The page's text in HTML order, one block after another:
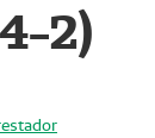
2)